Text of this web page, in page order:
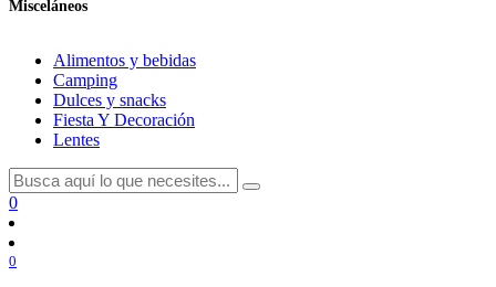
Misceláneos
Alimentos y bebidas
Camping
Dulces y snacks
Fiesta Y Decoración
Lentes
0
0